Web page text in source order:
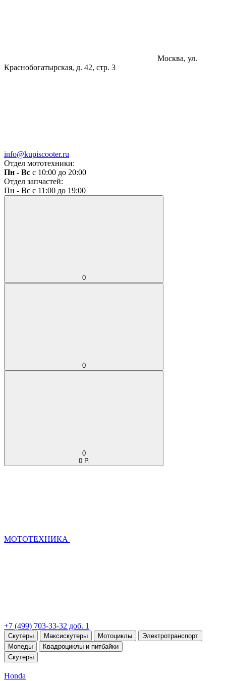
Москва, ул.
Краснобогатырская, д. 42, стр. 3
info@kupiscooter.ru
Отдел мототехники:
Пн - Вс с 10:00 до 20:00
Отдел запчастей:
Пн - Вс с 11:00 до 19:00
0
0
0
0 Р.
МОТОТЕХНИКА
+7 (499) 703-33-32 доб. 1
Скутеры Максискутеры Мотоциклы
Электротранспорт
Мопеды
Квадроциклы и питбайки
Скутеры
Honda